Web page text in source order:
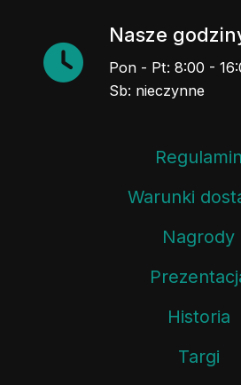
Nasze
Pon - Pt: 8:00 -
Sb: nieczynne
Regulamin
Warunki
Nagrody
Historia
Targi